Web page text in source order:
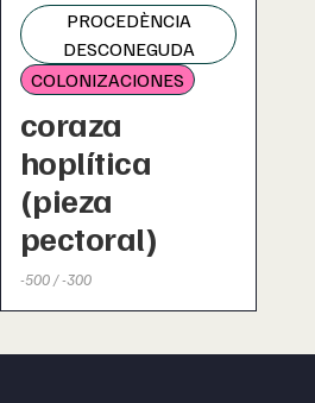
PROCEDÈNCIA
DESCONEGUDA
COLONIZACIONES
coraza
hoplítica
(pieza
pectoral)
-500 / -300